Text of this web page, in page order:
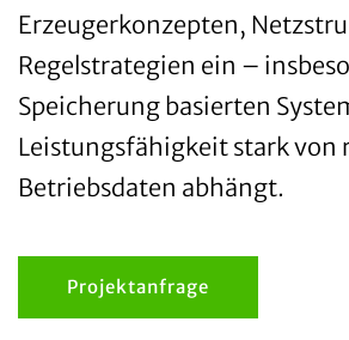
Erzeugerkonzepten,
Regelstrategien ein –
Speicherung basierten
Leistungsfähigkeit stark von
Betriebsdaten abhängt.
Projektanfrage